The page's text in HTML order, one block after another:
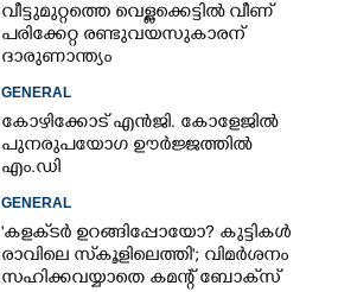
വീട്ടുമുറ്റത്തെ വെള്ളക്കെട്ടിൽ വീണ്
പരിക്കേറ്റ രണ്ടുവയസുകാരന്
ദാരുണാന്ത്യം
GENERAL
കോഴിക്കോട് എൻജി. കോളേജിൽ
പുനരുപയോഗ ഊർജ്ജത്തിൽ
എം.ഡി
GENERAL
'കളക്‌ടർ ഉറങ്ങിപ്പോയോ? കുട്ടികൾ
രാവിലെ സ്‌കൂളിലെത്തി'; വിമർശനം
സഹിക്കവയ്യാതെ കമന്റ് ബോക്‌സ്